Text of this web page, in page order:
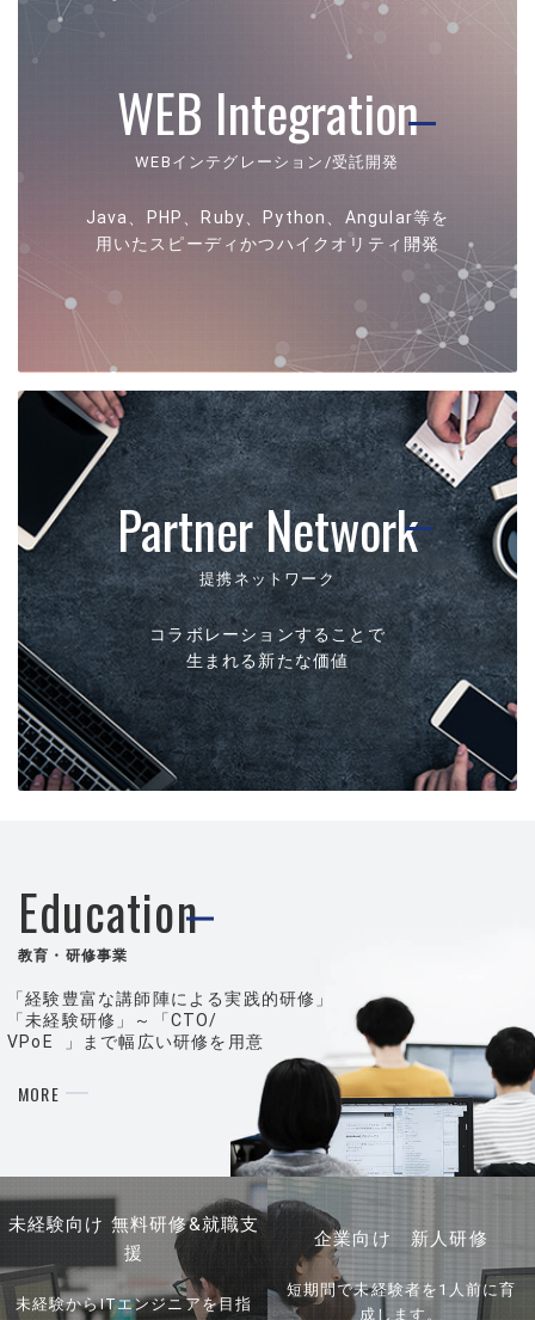
WEB Integration
WEBインテグレーション/受託開発
Java、PHP、Ruby、Python、Angular等を
用いたスピーディかつハイクオリティ開発
PartnerNetwork
提携ネットワーク
コラボレーションすることで
生まれる新たな価値
Education
教育・研修事業
「経験豊富な講師陣による実践的研修」
「未経験研修」～「CTO/
VPoE
」まで幅広い研修を用意
MORE
未経験向け 無料研修&就職支
援
未経験からITエンジニアを目指
企業向け 新人研修
短期間で未経験者を1人前に育
成します。